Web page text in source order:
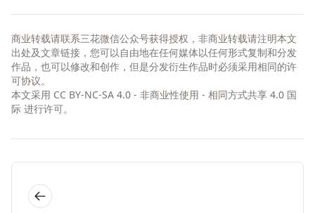
商业转载请联系三花微信公众号获得授权，非商业转载请注明本文
出处及文章链接，您可以自由地在任何媒体以任何形式复制和分发
作品，也可以修改和创作，但是分发衍生作品时必须采用相同的许
可协议。
本文采用 CC BY-NC-SA 4.0 - 非商业性使用 - 相同方式共享 4.0 国
际 进行许可。